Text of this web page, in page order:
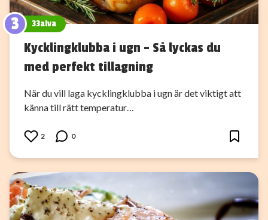
3 33alva
Kycklingklubba i ugn – Så lyckas du
med perfekt tillagning
När du vill laga kycklingklubba i ugn är det viktigt att
känna till rätt temperatur…
2 0